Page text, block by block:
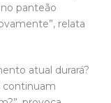
panteão
relata
atual durará?
continuam